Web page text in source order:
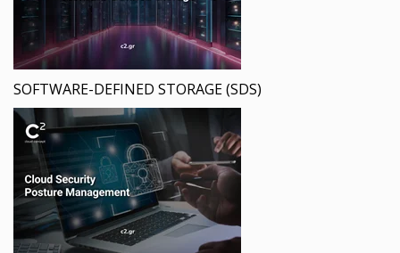
SOFTWARE-DEFINED STORAGE (SDS)